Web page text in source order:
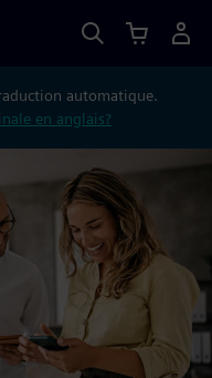
automatique.
en anglais?